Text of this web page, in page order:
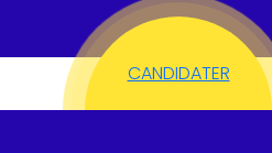
CANDIDATER